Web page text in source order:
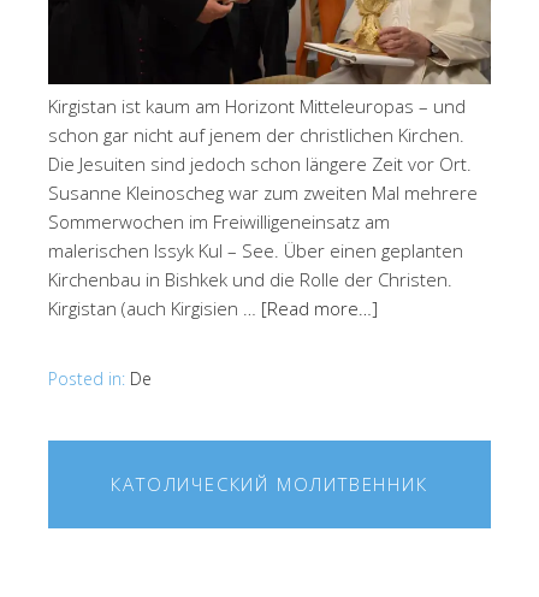
Kirgistan ist kaum am Horizont Mitteleuropas – und
schon gar nicht auf jenem der christlichen Kirchen.
Die Jesuiten sind jedoch schon längere Zeit vor Ort.
Susanne Kleinoscheg war zum zweiten Mal mehrere
Sommerwochen im Freiwilligeneinsatz am
malerischen Issyk Kul – See. Über einen geplanten
Kirchenbau in Bishkek und die Rolle der Christen.
Kirgistan (auch Kirgisien … [Read more…]
Posted in: De
КАТОЛИЧЕСКИЙ МОЛИТВЕННИК